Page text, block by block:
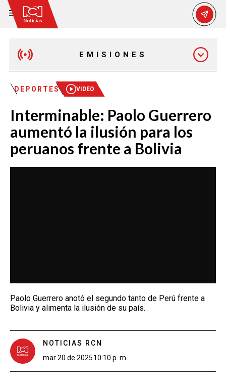
EMISIONES
EMISIÓN 12:30 PM
EMISIÓN 7:00 PM
DEPORTES VIDEO
Interminable: Paolo Guerrero
aumentó la ilusión para los
peruanos frente a Bolivia
Paolo Guerrero anotó el segundo tanto de Perú frente a
Bolivia y alimenta la ilusión de su país.
NOTICIAS RCN
mar 20 de 202510:10 p. m.